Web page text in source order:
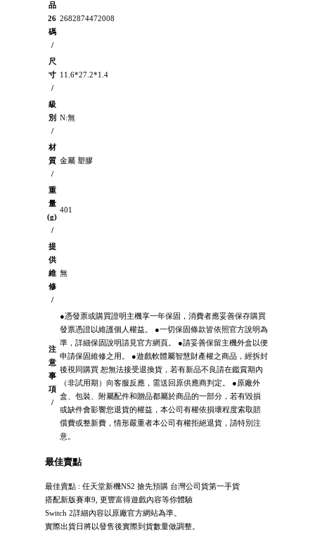
品
26
碼
/
2682874472008
尺
寸
/
11.6*27.2*1.4
級
別
/
N:無
材
質
/
金屬 塑膠
重
量
(g)
/
401
提
供
維
修
/
無
注
意
事
項
/
●憑發票或購買證明主機享一年保固，消費者應妥善保存購買
發票憑證以維護個人權益。 ●一切保固條款皆依照官方說明為
準，詳細保固說明請見官方網頁。 ●請妥善保留主機外盒以便
申請保固維修之用。 ●遊戲軟體屬智慧財產權之商品，經拆封
後視同購買 恕無法接受退換貨，若有新品不良請在鑑賞期內
（非試用期）向客服反應，需送回原供應商判定。 ●原廠外
盒、包裝、附屬配件和贈品都屬於商品的一部分，若有毀損
或缺件會影響您退貨的權益，本公司有權依損壞程度索取賠
償費或整新費，情形嚴重者本公司有權拒絕退貨，請特別注
意。
最佳賣點
最佳賣點 : 任天堂新機NS2 搶先預購 台灣公司貨第一手貨
搭配新版賽車9, 更豐富得遊戲內容等你體驗
Switch 2詳細內容以原廠官方網站為準。
實際出貨日將以發售後實際到貨數量做調整。